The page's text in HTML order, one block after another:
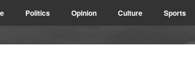
Politics Opinion Culture Sports